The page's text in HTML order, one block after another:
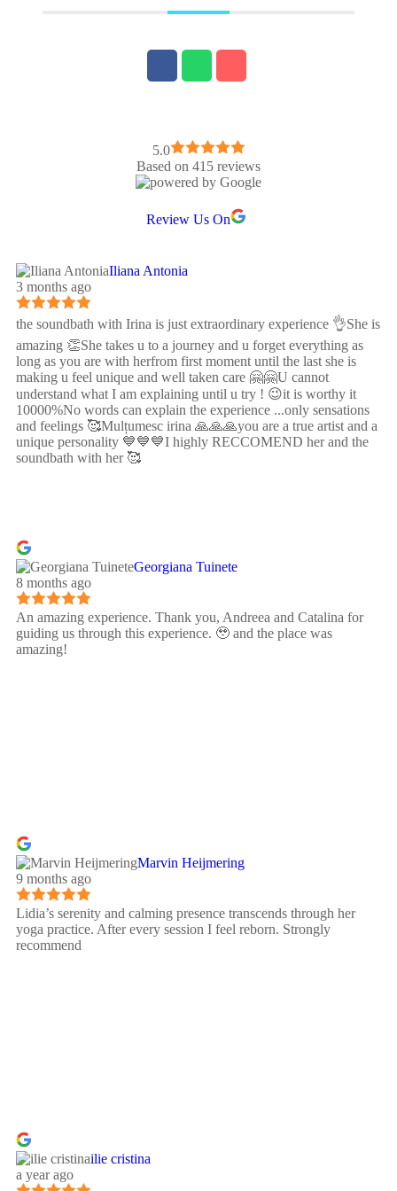
atenție și să avem cu toții zile luminate și binecuvântate!
5.0
Based on 415 reviews
Review Us On
Iliana Antonia
3 months ago
the soundbath with Irina is just extraordinary experience 👌She is
amazing 👏She takes u to a journey and u forget everything as
long as you are with herfrom first moment until the last she is
making u feel unique and well taken care 🤗🤗U cannot
understand what I am explaining until u try ! 😉it is worthy it
10000%No words can explain the experience ...only sensations
and feelings 🥰Mulțumesc irina 🙏🙏🙏you are a true artist and a
unique personality 💙💙💙I highly RECCOMEND her and the
soundbath with her 🥰
Georgiana Tuinete
8 months ago
An amazing experience. Thank you, Andreea and Catalina for
guiding us through this experience. 🥹 and the place was
amazing!
Marvin Heijmering
9 months ago
Lidia’s serenity and calming presence transcends through her
yoga practice. After every session I feel reborn. Strongly
recommend
ilie cristina
a year ago